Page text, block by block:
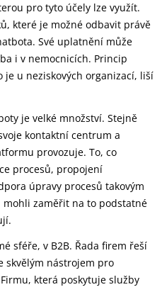
pro tyto účely lze využít.
které je možné odbavit právě
Své uplatnění může
i v nemocnicích. Princip
u neziskových organizací, liší
je velké množství. Stejně
kontaktní centrum a
provozuje. To, co
procesů, propojení
úpravy procesů takovým
zaměřit na to podstatné
sféře, v B2B. Řada firem řeší
skvělým nástrojem pro
která poskytuje služby